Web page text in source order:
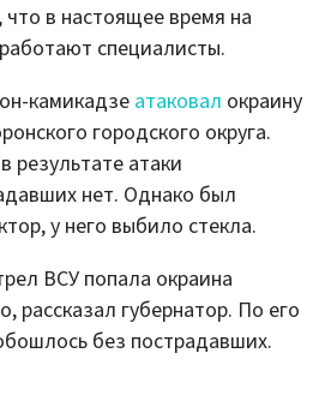
в настоящее время на
специалисты.
камикадзе атаковал окраину
городского округа.
результате атаки
нет. Однако был
у него выбило стекла.
ВСУ попала окраина
рассказал губернатор. По его
без пострадавших.